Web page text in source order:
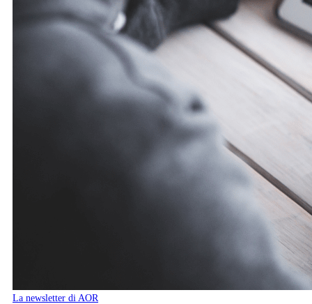
La newsletter di AOR